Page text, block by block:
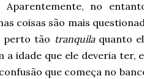
Aparentemente, no
coisas são mais
perto tão tranquilaquanto
idade que ele deveria ter,
que começa no